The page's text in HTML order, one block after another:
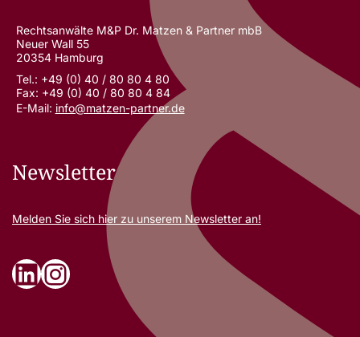
Rechtsanwälte M&P Dr. Matzen & Partner mbB
Neuer Wall 55
20354 Hamburg
Tel.: +49 (0) 40 / 80 80 4 80
Fax: +49 (0) 40 / 80 80 4 84
E-Mail: info@matzen-partner.de
Newsletter
Melden Sie sich hier zu unserem Newsletter an!
LinkedIn
Instagram